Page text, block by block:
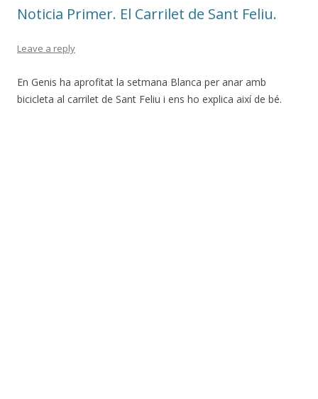
Noticia Primer. El Carrilet de Sant Feliu.
Leave a reply
En Genis ha aprofitat la setmana Blanca per anar amb
bicicleta al carrilet de Sant Feliu i ens ho explica així de bé.